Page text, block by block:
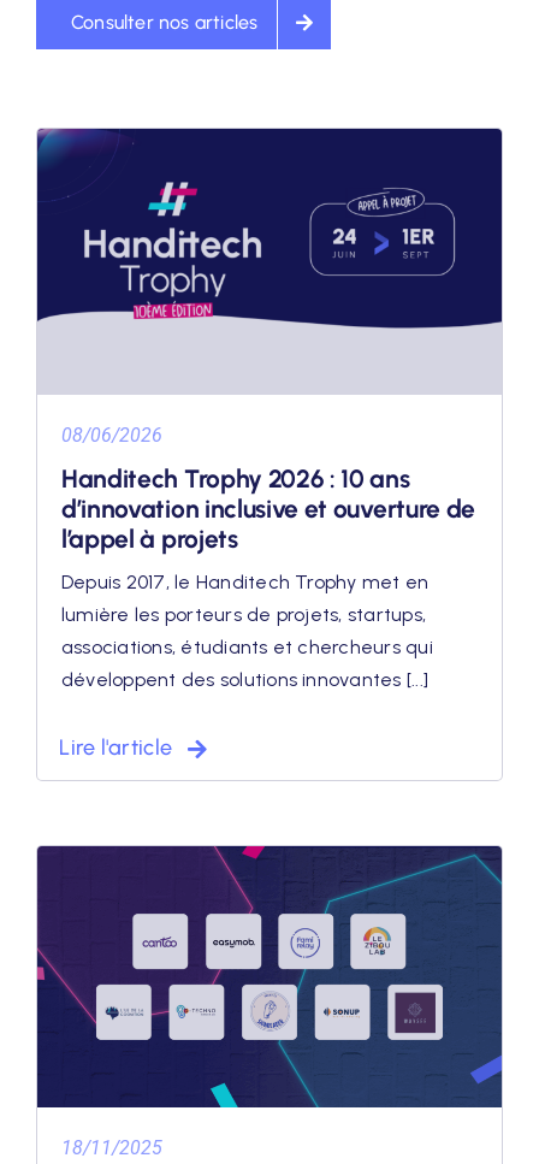
Consulter nos articles
08/06/2026
Handitech Trophy 2026 : 10 ans
d’innovation inclusive et ouverture de
l’appel à projets
Depuis 2017, le Handitech Trophy met en
lumière les porteurs de projets, startups,
associations, étudiants et chercheurs qui
développent des solutions innovantes [...]
Lire l'article
18/11/2025